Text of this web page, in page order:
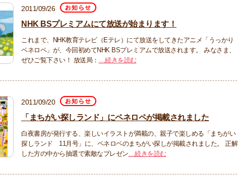
2011/09/26
NHK BSプレミアムにて放送が始まります！
これまで、NHK教育テレビ（Eテレ）にて放送をしてきたアニメ「うっかり
ペネロペ」が、今回初めてNHK BSプレミアムで放送されます。 みなさま、
ぜひご覧下さい！ 放送局： …続きを読む
2011/09/20
「まちがい探しランド」にペネロペが掲載されました
白夜書房が発行する、楽しいイラストが満載の、親子で楽しめる「まちがい
探しランド 11月号」に、ペネロペのまちがい探しが掲載されました。 正解
した方の中から抽選で素敵なプレゼン…続きを読む